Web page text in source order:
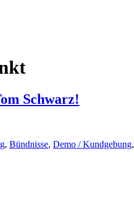
Schwarz!
, Bündnisse, Demo / Kundgebung,